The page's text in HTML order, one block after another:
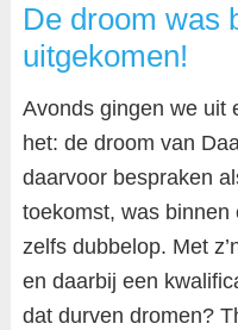
De droom was
uitgekomen!
Avonds gingen we uit
het: de droom van
daarvoor bespraken
toekomst, was binnen
zelfs dubbelop. Met
en daarbij een
dat durven dromen?